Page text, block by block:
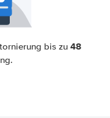
bis zu48